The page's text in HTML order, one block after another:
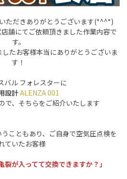
ただきありがとうございます(*^^*)
舗にてご依頼頂きました作業内容で
す。
たお客様本当にありがとうございま
す！
バル フォレスターに
設計ALENZA 001
で、そちらをご紹介いたします
こともあり、ご自身で空気圧点検を
ていたお客様
裂が入ってて交換できますか？」